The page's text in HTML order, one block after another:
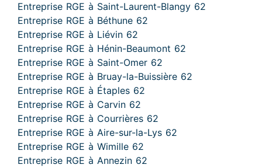
Entreprise RGE à Saint-Laurent-Blangy 62
Entreprise RGE à Béthune 62
Entreprise RGE à Liévin 62
Entreprise RGE à Hénin-Beaumont 62
Entreprise RGE à Saint-Omer 62
Entreprise RGE à Bruay-la-Buissière 62
Entreprise RGE à Étaples 62
Entreprise RGE à Carvin 62
Entreprise RGE à Courrières 62
Entreprise RGE à Aire-sur-la-Lys 62
Entreprise RGE à Wimille 62
Entreprise RGE à Annezin 62